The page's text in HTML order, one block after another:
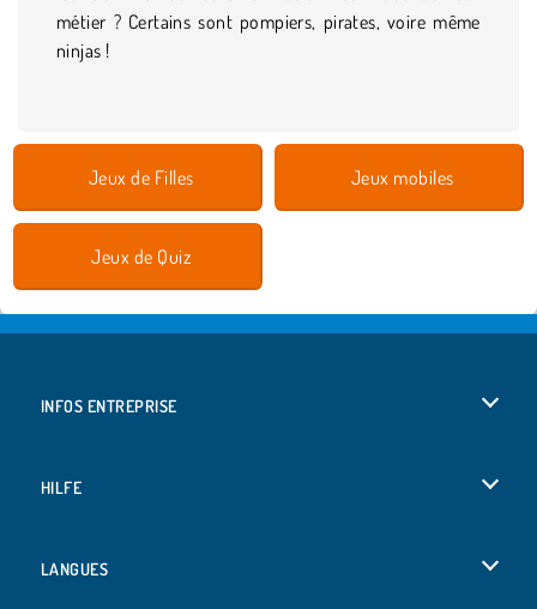
métier ? Certains sont pompiers, pirates, voire même
ninjas !
Jeux de Filles Jeux mobiles
Jeux de Quiz
INFOS ENTREPRISE
HILFE
LANGUES